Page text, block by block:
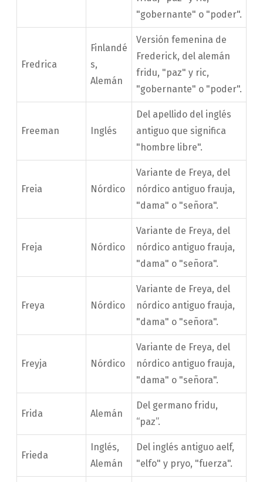
"gobernante" o "poder".
Fredrica
Finlandé
s,
Alemán
Versión femenina de
Frederick, del alemán
fridu, "paz" y ric,
"gobernante" o "poder".
Freeman Inglés
Del apellido del inglés
antiguo que significa
"hombre libre".
Freia Nórdico
Variante de Freya, del
nórdico antiguo frauja,
"dama" o "señora".
Freja Nórdico
Variante de Freya, del
nórdico antiguo frauja,
"dama" o "señora".
Freya Nórdico
Variante de Freya, del
nórdico antiguo frauja,
"dama" o "señora".
Freyja Nórdico
Variante de Freya, del
nórdico antiguo frauja,
"dama" o "señora".
Frida Alemán
Del germano fridu,
“paz”.
Frieda
Inglés,
Alemán
Del inglés antiguo aelf,
"elfo" y pryo, "fuerza".